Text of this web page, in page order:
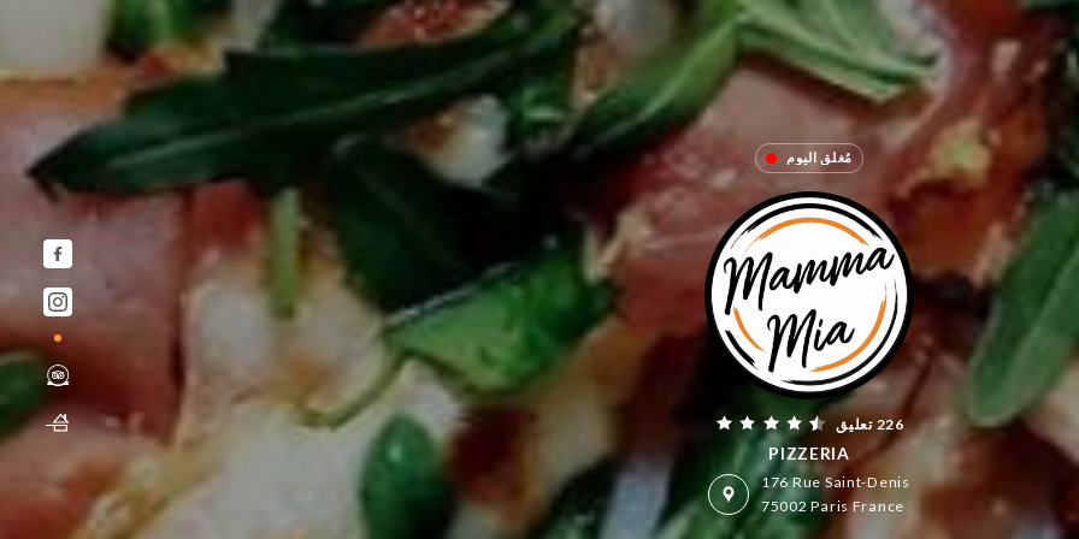
مُغلق اليوم
226 تعليق
PIZZERIA
176 Rue Saint-Denis
75002 Paris France